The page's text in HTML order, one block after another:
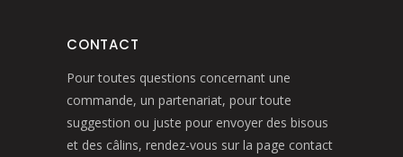
CONTACT
Pour toutes questions concernant une
commande, un partenariat, pour toute
suggestion ou juste pour envoyer des bisous
et des câlins, rendez-vous sur la page contact